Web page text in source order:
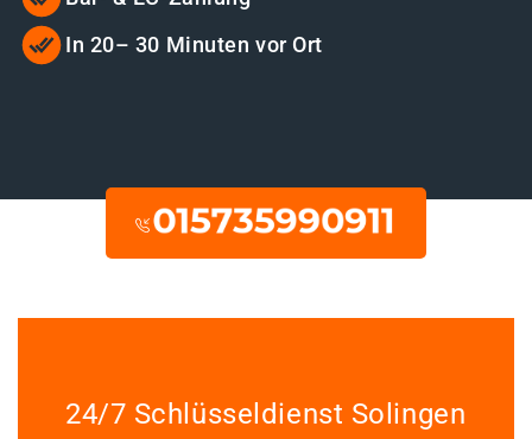
In 20– 30 Minuten vor Ort
24/7 Schlüsseldienst Solingen